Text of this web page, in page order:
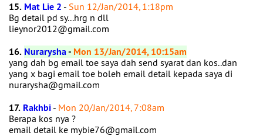
15. Mat Lie 2 - Sun 12/Jan/2014, 1:18pm
Bg detail pd sy...hrg n dll
lieynor2012@gmail.com
16. Nurarysha- Mon 13/Jan/2014, 10:15am
yang dah bg email toe saya dah send syarat dan kos..dan
yang x bagi email toe boleh email detail kepada saya di
nurarysha@gmail.com
17. Rakhbi - Mon 20/Jan/2014, 7:08am
Berapa kos nya ?
email detail ke mybie76@gmail.com